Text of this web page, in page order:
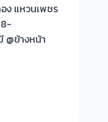
ง แหวนเพชร
@ข้างหน้า